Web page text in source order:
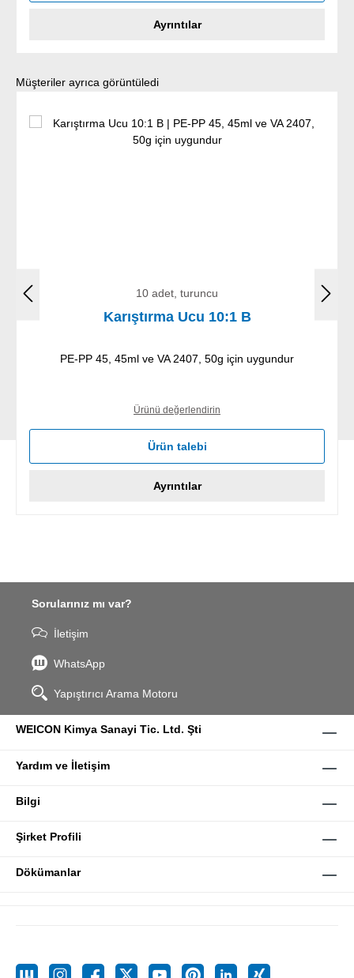
Ayrıntılar
Ürün galerisini atla
Müşteriler ayrıca görüntüledi
10 adet, turuncu
Karıştırma Ucu 10:1 B
PE-PP 45, 45ml ve VA 2407, 50g için uygundur
Ürünü değerlendirin
Ürün talebi
Ayrıntılar
Sorularınız mı var?
İletişim
WhatsApp
Yapıştırıcı Arama Motoru
WEICON Kimya Sanayi Tic. Ltd. Şti
Yardım ve İletişim
Bilgi
Şirket Profili
Dökümanlar